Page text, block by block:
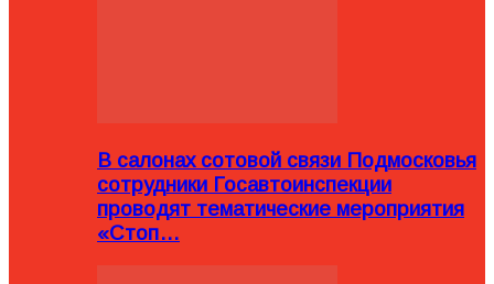
В салонах сотовой связи Подмосковья
сотрудники Госавтоинспекции
проводят тематические мероприятия
«Стоп…